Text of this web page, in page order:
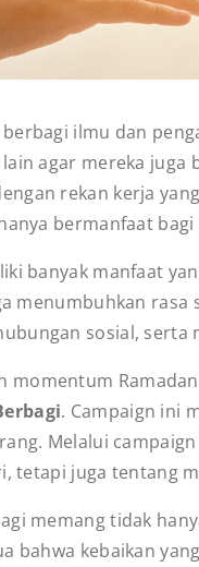
ilmu dan
agar mereka
rekan kerja
bermanfaat
banyak manfaat
menumbuhkan rasa
sosial, serta
momentum
. Campaign ini
Melalui
tetapi juga tentang
memang tidak
bahwa kebaikan